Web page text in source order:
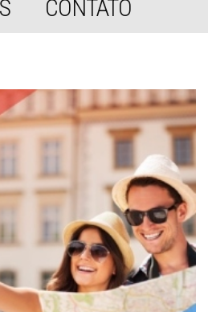
CONTATO